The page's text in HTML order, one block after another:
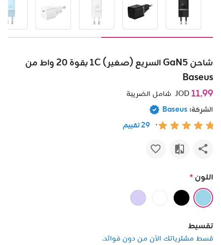
شاحن GaN5 السريع (صغير) 1C بقوة 20 واط من
Baseus
11٫99
شامل الضريبة
الشركة:Baseus
29 تقييم
اللون *
تقسيط
قسط مشترياتك الآن من دون فوائد.